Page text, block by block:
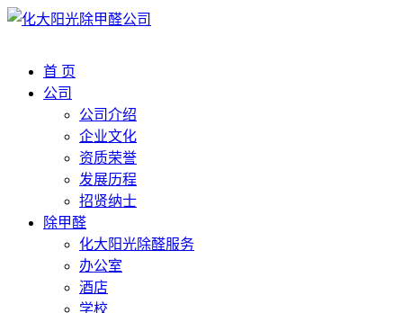
首 页
公司
公司介绍
企业文化
资质荣誉
发展历程
招贤纳士
除甲醛
化大阳光除醛服务
办公室
酒店
学校